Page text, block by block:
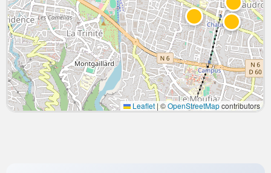
Leaflet |©OpenStreetMapcontributors